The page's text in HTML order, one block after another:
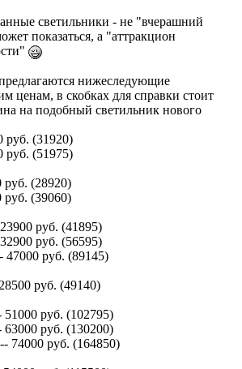
светильники - не "вчерашний
показаться, а "аттракцион
нижеследующие
ценам, в скобках для справки стоит
на подобный светильник нового
руб. (31920)
руб. (51975)
(28920)
(39060)
руб. (41895)
руб. (56595)
руб. (89145)
руб. (49140)
руб. (102795)
руб. (130200)
74000 руб. (164850)